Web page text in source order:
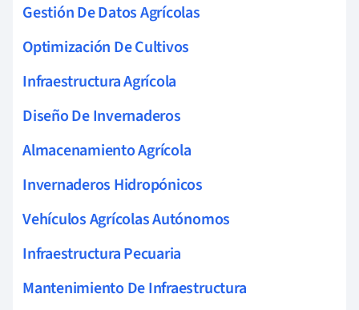
Gestión De Datos Agrícolas
Optimización De Cultivos
Infraestructura Agrícola
Diseño De Invernaderos
Almacenamiento Agrícola
Invernaderos Hidropónicos
Vehículos Agrícolas Autónomos
Infraestructura Pecuaria
Mantenimiento De Infraestructura